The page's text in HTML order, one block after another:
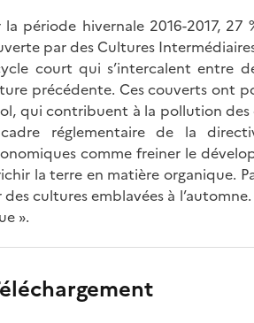
la période hivernale 2016-2017,
par des Cultures
court qui s’intercalent entre
précédente. Ces couverts ont
qui contribuent à la pollution des
réglementaire de la
comme freiner le
la terre en matière organique.
des cultures emblavées à
».